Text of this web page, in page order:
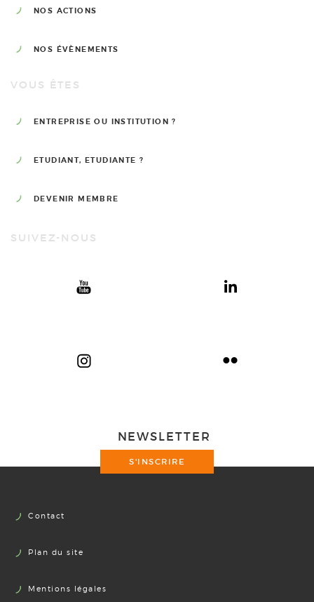
SUIVEZ-NOUS
NOS ACTIONS
NOS ÉVÈNEMENTS
VOUS ÊTES
ENTREPRISE OU INSTITUTION ?
ETUDIANT, ETUDIANTE ?
DEVENIR MEMBRE
NEWSLETTER
S'INSCRIRE
Contact
Plan du site
Mentions légales